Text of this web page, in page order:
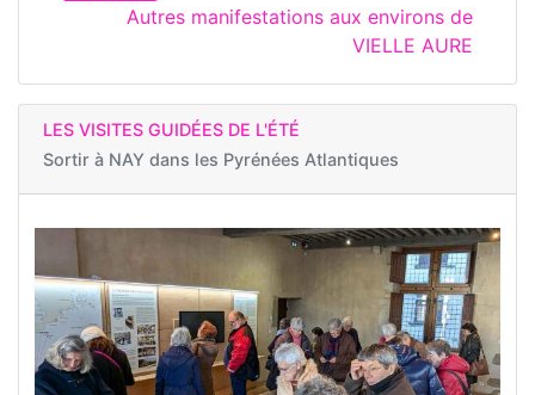
Autres manifestations aux environs de
VIELLE AURE
LES VISITES GUIDÉES DE L'ÉTÉ
Sortir à NAY dans les Pyrénées Atlantiques